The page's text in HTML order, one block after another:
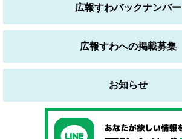
広報すわバックナンバー
広報すわへの掲載募集
お知らせ